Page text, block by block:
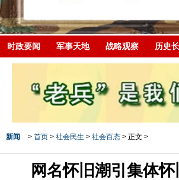
时政要闻 军事天地 战略观察 历史
新闻 > 首页 > 社会民生 > 社会百态 > 正文 >
网名怀旧潮引集体